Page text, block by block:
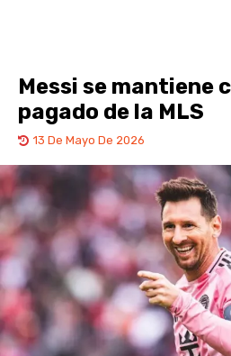
Messi se mantiene
pagado de la MLS
13 De Mayo De 2026